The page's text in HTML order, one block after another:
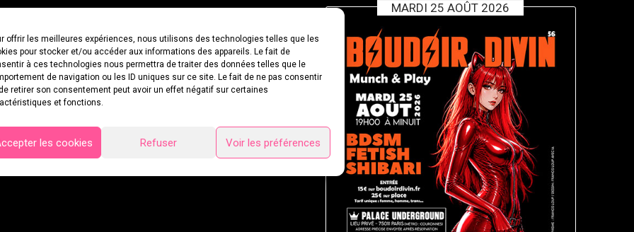
offrir les meilleures expériences, nous utilisons des technologies telles que les
pour stocker et/ou accéder aux informations des appareils. Le fait de
à ces technologies nous permettra de traiter des données telles que le
de navigation ou les ID uniques sur ce site. Le fait de ne pas consentir
retirer son consentement peut avoir un effet négatif sur certaines
et fonctions.
les cookies Refuser Voir les préférences
MARDI 25 AOÛT 2026